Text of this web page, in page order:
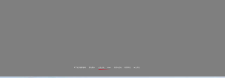
关于东升国际数码 理论著作 企业文化 ESG 资讯与活动 联系我们 加入我们